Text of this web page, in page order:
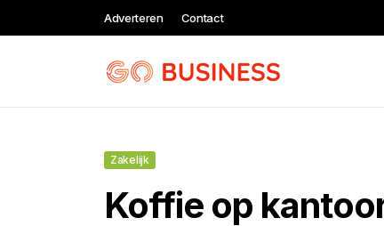
Adverteren Contact
Zakelijk
Koffie op